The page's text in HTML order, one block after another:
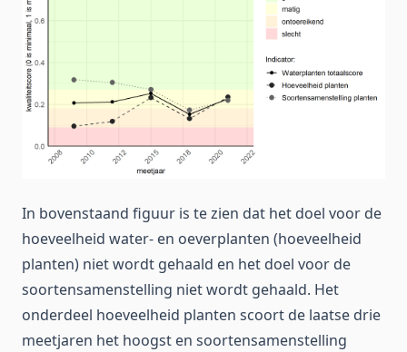
In bovenstaand figuur is te zien dat het doel voor de
hoeveelheid water- en oeverplanten (hoeveelheid
planten) niet wordt gehaald en het doel voor de
soortensamenstelling niet wordt gehaald. Het
onderdeel hoeveelheid planten scoort de laatse drie
meetjaren het hoogst en soortensamenstelling